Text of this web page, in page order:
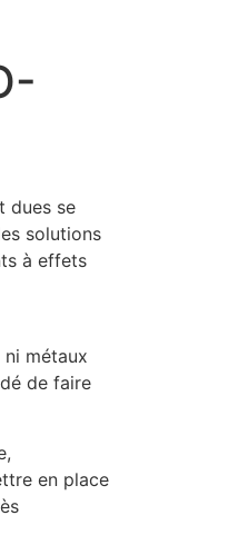
dues se
solutions
à effets
métaux
de faire
en place